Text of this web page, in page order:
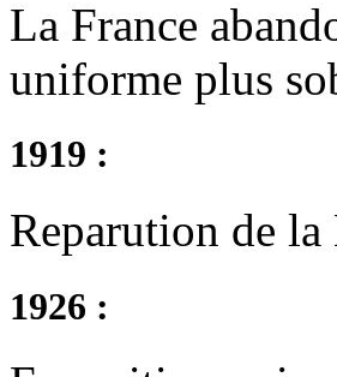
La France
uniforme plus
1919 :
Reparution de la
1926 :